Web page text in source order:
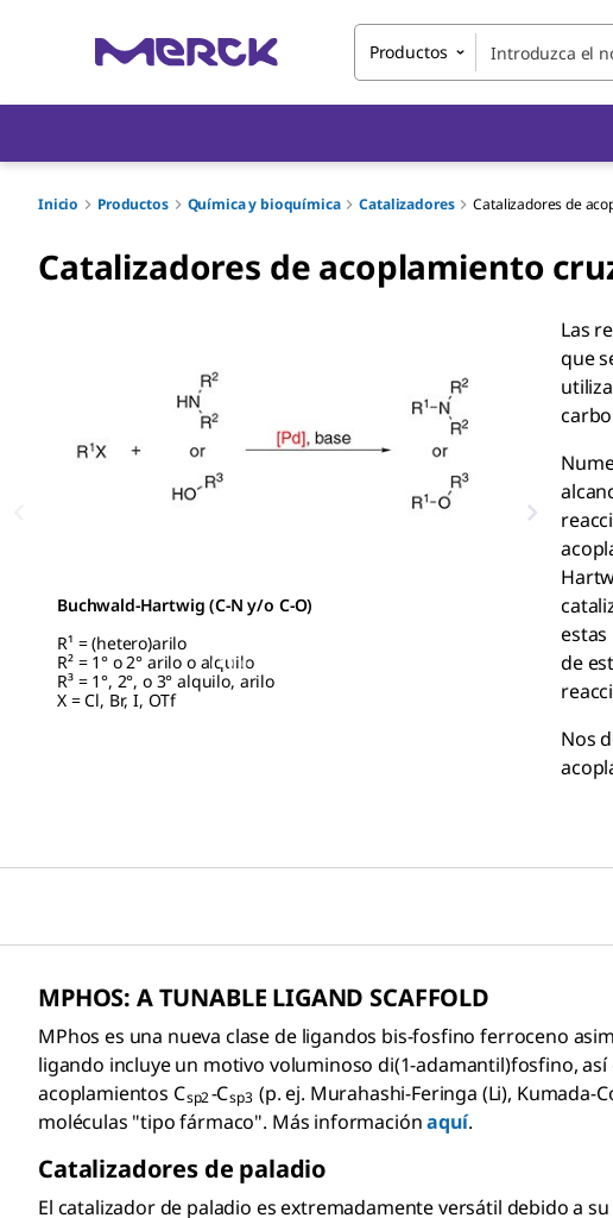
Productos
Inicio Productos Química y bioquímica Catalizadores Catalizadores de
Catalizadores de acoplamiento
Buchwald-Hartwig (C-N y/o C-O)
R¹ = (hetero)arilo
R² = 1° o 2° arilo o alquilo
R³ = 1°, 2°, o 3° alquilo, arilo
X = Cl, Br, I, OTf
Heck (C-C)
R¹ =
R² =
X = Cl,
Las
que
estas
de
Nos
MPHOS: A TUNABLE LIGAND SCAFFOLD
MPhos es una nueva clase de ligandos bis-fosfino ferroceno
ligando incluye un motivo voluminoso di(1-adamantil)fosfino,
acoplamientos Csp2-Csp3 (p. ej. Murahashi-Feringa (Li),
moléculas "tipo fármaco". Más informaciónaquí.
Catalizadores de paladio
El catalizador de paladio es extremadamente versátil debido a